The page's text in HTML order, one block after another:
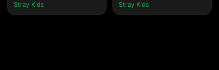
Stray Kids Stray Kids